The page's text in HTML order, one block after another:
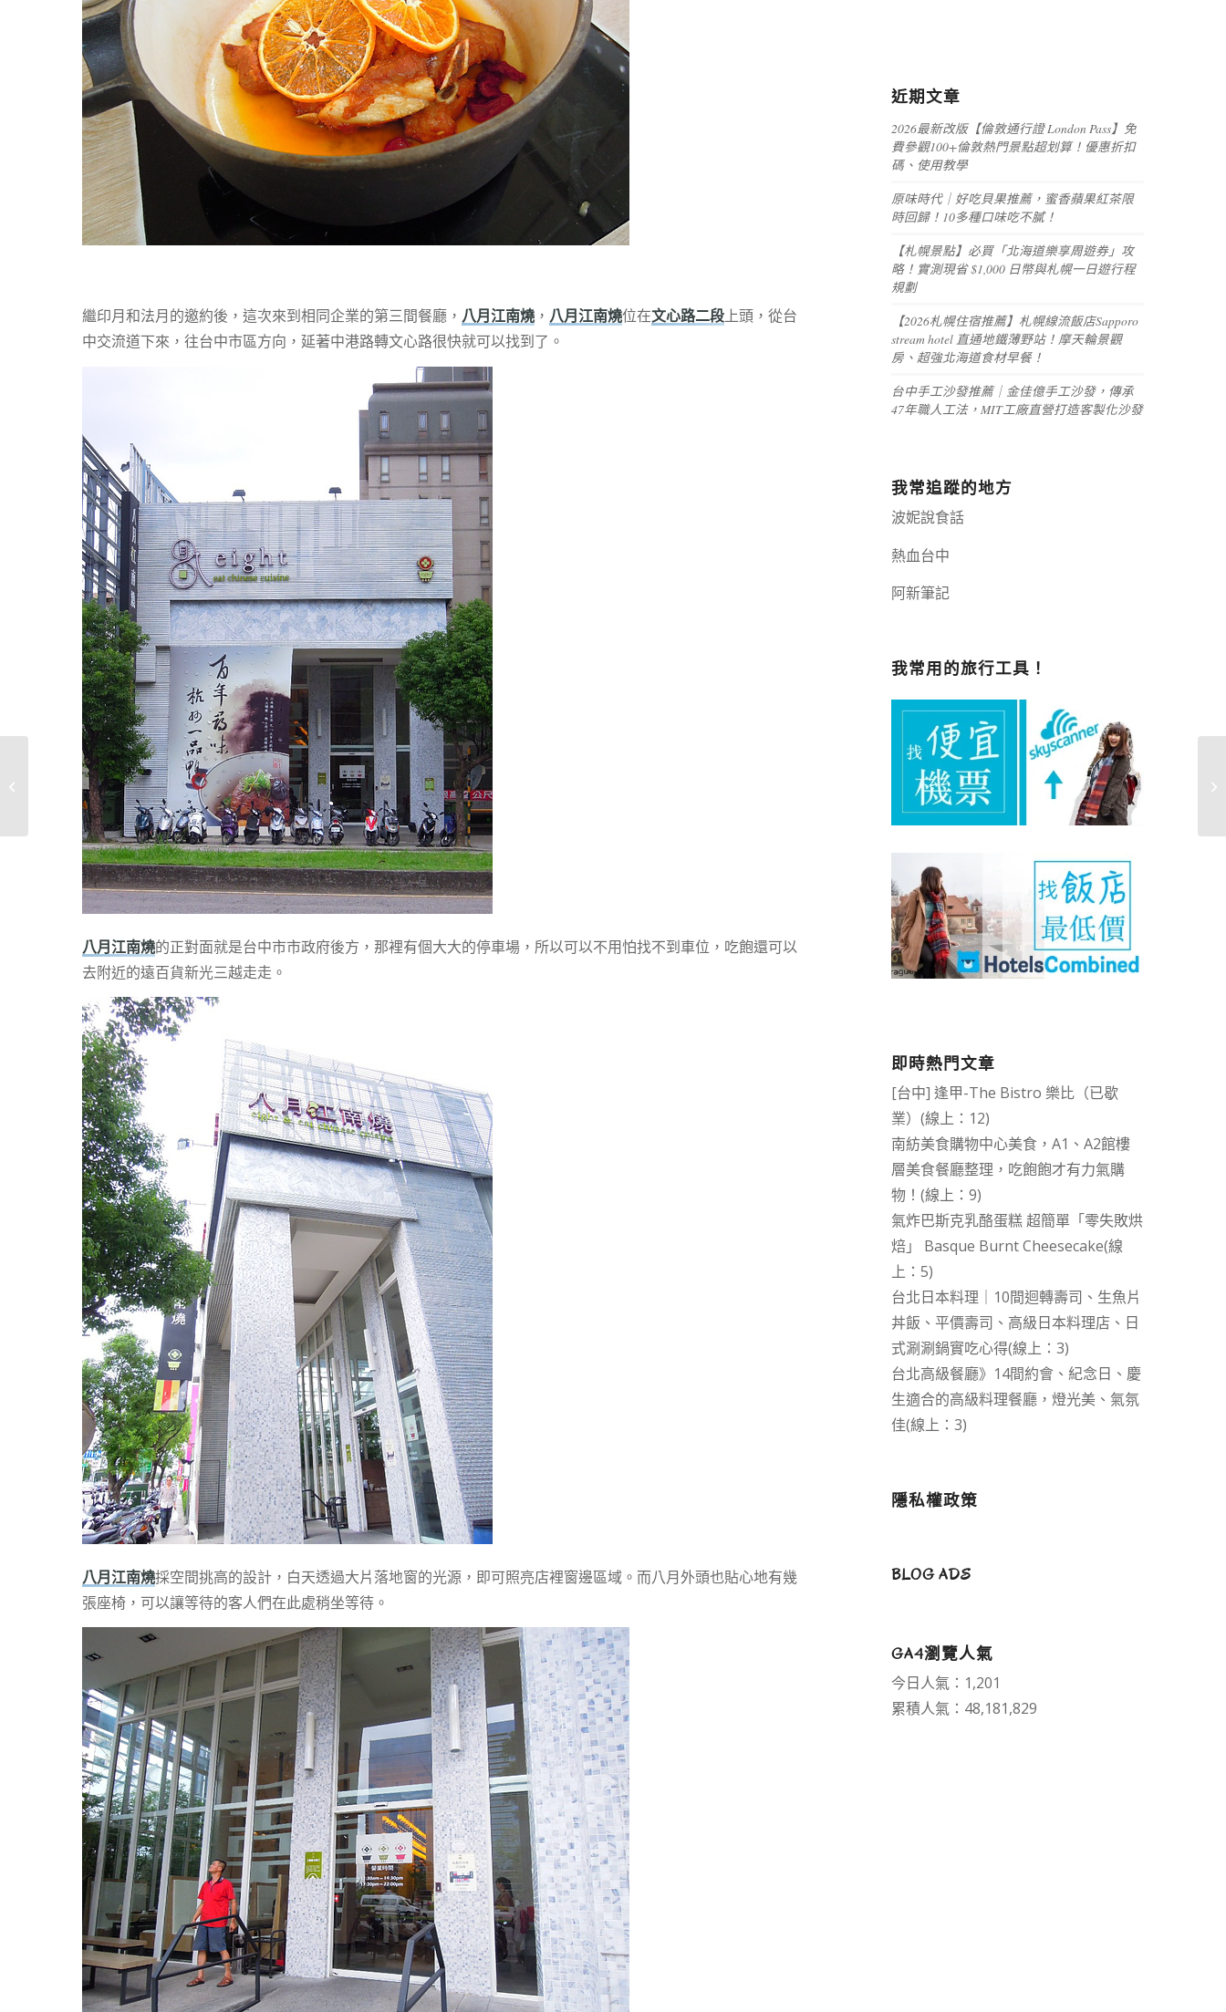
繼印月和法月的邀約後，這次來到相同企業的第三間餐廳，八月江南燒 ，八月江南燒位在文心路二段上頭，從台
中交流道下來，往台中市區方向，延著中港路轉文心路很快就可以找到了。
八月江南燒的正對面就是台中市市政府後方，那裡有個大大的停車場， 所以可以不用怕找不到車位，吃飽還可以
去附近的遠百貨新光三越走走。
八月江南燒採空間挑高的設計，白天透過大片落地窗的光源，即可照亮店裡窗邊區域。而八月外頭也貼心地有幾
張座椅，可以讓等待的客人們在此處稍坐等待。
近期文章
2026最新改版【倫敦通行證 London Pass】免
費參觀100+倫敦熱門景點超划算！優惠折扣
碼、使用教學
原味時代｜好吃貝果推薦，蜜香蘋果紅茶限
時回歸！10多種口味吃不膩！
【札幌景點】必買「北海道樂享周遊券」攻
略！實測現省 $1,000 日幣與札幌一日遊行程
規劃
【2026札幌住宿推薦】札幌線流飯店Sapporo
stream hotel 直通地鐵薄野站！摩天輪景觀
房、超強北海道食材早餐！
台中手工沙發推薦｜金佳億手工沙發，傳承
47年職人工法，MIT工廠直營打造客製化沙發
我常追蹤的地方
波妮說食話
熱血台中
阿新筆記嘉義+1 | 嘉義加一
我常用的旅行工具！
即時熱門文章
[台中] 逢甲-The Bistro 樂比（已歇
業）(線上：12)
南紡美食購物中心美食，A1、A2館樓
層美食餐廳整理，吃飽飽才有力氣購
物！(線上：9)
氣炸巴斯克乳酪蛋糕 超簡單「零失敗烘
焙」 Basque Burnt Cheesecake(線
上：5)
台北日本料理｜10間迴轉壽司、生魚片
丼飯、平價壽司、高級日本料理店、日
式涮涮鍋實吃心得(線上：3)
台北高級餐廳》14間約會、紀念日、慶
生適合的高級料理餐廳，燈光美、氣氛
佳(線上：3)
隱私權政策
BLOG ADS
GA4瀏覽人氣
今日人氣：1,201
累積人氣：48,181,829
[食記] 台北‧西門町 牛
肉麵控的口袋名單‧桃
源街牛肉�...